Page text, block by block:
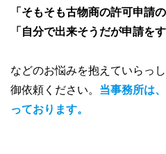
「そもそも古物商の許可申請
「自分で出来そうだが申請を
などのお悩みを抱えていらっ
御依頼ください。 当事務所は
っております。